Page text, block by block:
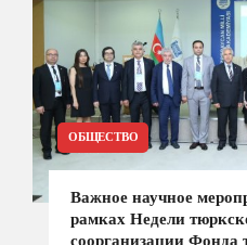
ОБЩЕСТВО
Важное научное
рамках Недели
соорганизации Фонда